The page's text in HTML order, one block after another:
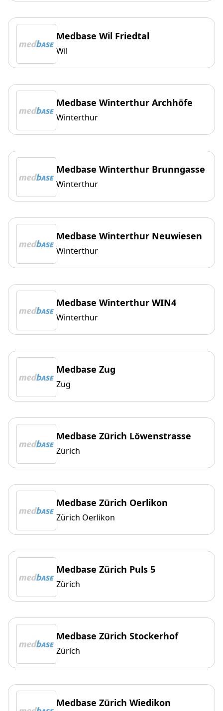
Medbase Wil Friedtal
Wil
Medbase Winterthur Archhöfe
Winterthur
Medbase Winterthur Brunngasse
Winterthur
Medbase Winterthur Neuwiesen
Winterthur
Medbase Winterthur WIN4
Winterthur
Medbase Zug
Zug
Medbase Zürich Löwenstrasse
Zürich
Medbase Zürich Oerlikon
Zürich Oerlikon
Medbase Zürich Puls 5
Zürich
Medbase Zürich Stockerhof
Zürich
Medbase Zürich Wiedikon